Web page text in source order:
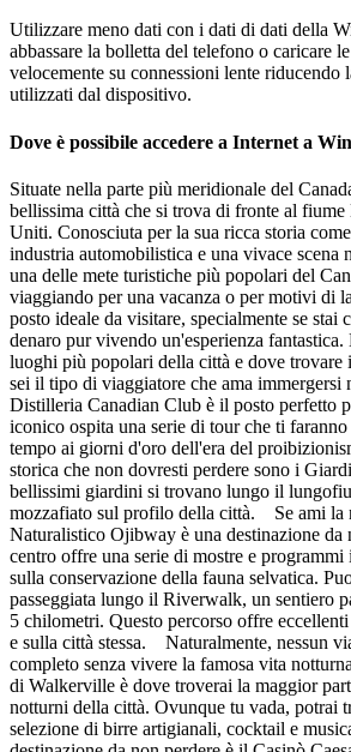
Utilizzare meno dati con i dati di dati della
abbassare la bolletta del telefono o caricare
velocemente su connessioni lente riducendo
utilizzati dal dispositivo.
Dove è possibile accedere a Internet a
Situate nella parte più meridionale del
bellissima città che si trova di fronte al
Uniti. Conosciuta per la sua ricca storia
industria automobilistica e una vivace scena
una delle mete turistiche più popolari del
viaggiando per una vacanza o per motivi di
posto ideale da visitare, specialmente se stai
denaro pur vivendo un'esperienza fantastica.
luoghi più popolari della città e dove
sei il tipo di viaggiatore che ama immergersi
Distilleria Canadian Club è il posto perfetto
iconico ospita una serie di tour che ti
tempo ai giorni d'oro dell'era del
storica che non dovresti perdere sono i
bellissimi giardini si trovano lungo il
mozzafiato sul profilo della città. Se ami la
Naturalistico Ojibway è una destinazione da
centro offre una serie di mostre e programmi
sulla conservazione della fauna selvatica.
passeggiata lungo il Riverwalk, un sentiero
5 chilometri. Questo percorso offre
e sulla città stessa. Naturalmente, nessun
completo senza vivere la famosa vita
di Walkerville è dove troverai la maggior
notturni della città. Ovunque tu vada, potrai
selezione di birre artigianali, cocktail e